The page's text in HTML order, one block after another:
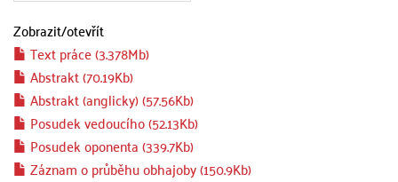
Zobrazit/otevřít
Text práce (3.378Mb)
Abstrakt (70.19Kb)
Abstrakt (anglicky) (57.56Kb)
Posudek vedoucího (52.13Kb)
Posudek oponenta (339.7Kb)
Záznam o průběhu obhajoby (150.9Kb)